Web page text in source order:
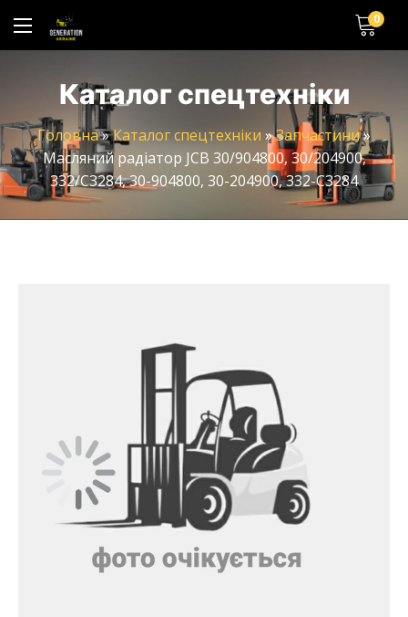
0
Каталог спецтехніки
Головна»Каталог спецтехніки »Запчастини»
Масляний радіатор JCB 30/904800, 30/204900,
332/C3284, 30-904800, 30-204900, 332-C3284